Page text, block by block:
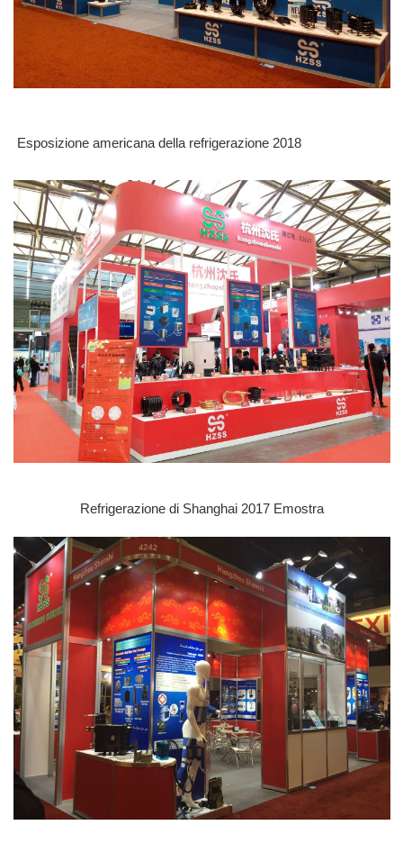
Esposizione americana della refrigerazione 2018
Refrigerazione di Shanghai 2017 Emostra